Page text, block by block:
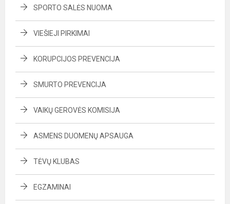
SPORTO SALĖS NUOMA
VIEŠIEJI PIRKIMAI
KORUPCIJOS PREVENCIJA
SMURTO PREVENCIJA
VAIKŲ GEROVĖS KOMISIJA
ASMENS DUOMENŲ APSAUGA
TĖVŲ KLUBAS
EGZAMINAI